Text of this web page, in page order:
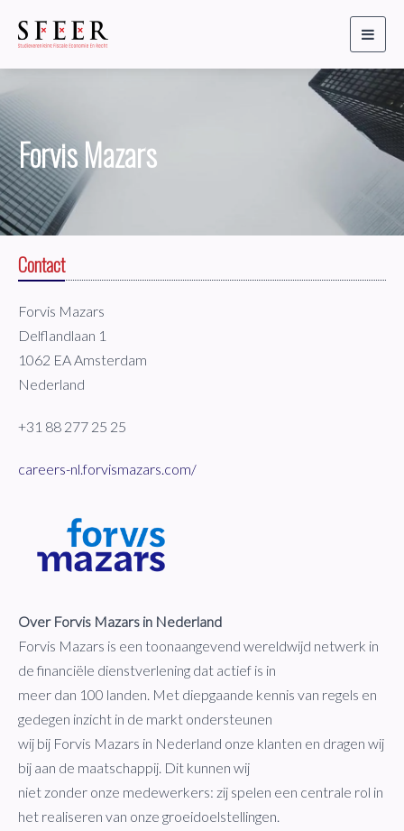
Toggle
Forvis Mazars
Contact
Forvis Mazars
Delflandlaan 1
1062 EA Amsterdam
Nederland
+31 88 277 25 25
careers-nl.forvismazars.com/
Over Forvis Mazars in Nederland
Forvis Mazars is een toonaangevend wereldwijd netwerk in
de financiële dienstverlening dat actief is in
meer dan 100 landen. Met diepgaande kennis van regels en
gedegen inzicht in de markt ondersteunen
wij bij Forvis Mazars in Nederland onze klanten en dragen wij
bij aan de maatschappij. Dit kunnen wij
niet zonder onze medewerkers: zij spelen een centrale rol in
het realiseren van onze groeidoelstellingen.